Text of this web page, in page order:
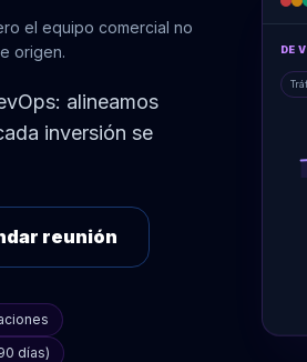
el equipo comercial no
origen.
alineamos
inversión se
reunión
días)
DE